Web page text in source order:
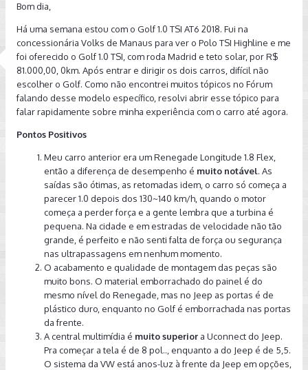
Bom dia,
Há uma semana estou com o Golf 1.0 TSI AT6 2018. Fui na
concessionária Volks de Manaus para ver o Polo TSI Highline e me
foi oferecido o Golf 1.0 TSI, com roda Madrid e teto solar, por R$
81.000,00, 0km. Após entrar e dirigir os dois carros, difícil não
escolher o Golf. Como não encontrei muitos tópicos no Fórum
falando desse modelo específico, resolvi abrir esse tópico para
falar rapidamente sobre minha experiência com o carro até agora.
Pontos Positivos
Meu carro anterior era um Renegade Longitude 1.8 Flex,
então a diferença de desempenho é muito notável. As
saídas são ótimas, as retomadas idem, o carro só começa a
parecer 1.0 depois dos 130~140 km/h, quando o motor
começa a perder força e a gente lembra que a turbina é
pequena. Na cidade e em estradas de velocidade não tão
grande, é perfeito e não senti falta de força ou segurança
nas ultrapassagens em nenhum momento.
O acabamento e qualidade de montagem das peças são
muito bons. O material emborrachado do painel é do
mesmo nível do Renegade, mas no Jeep as portas é de
plástico duro, enquanto no Golf é emborrachada nas portas
da frente.
A central multimídia é muito superior a Uconnect do Jeep.
Pra começar a tela é de 8 pol.., enquanto a do Jeep é de 5,5.
O sistema da VW está anos-luz à frente da Jeep em opções,